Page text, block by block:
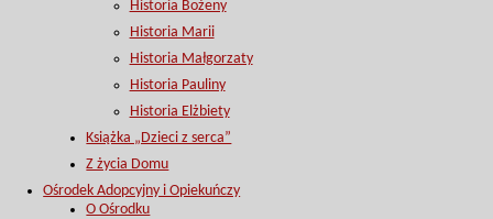
Historia Bożeny
Historia Marii
Historia Małgorzaty
Historia Pauliny
Historia Elżbiety
Książka „Dzieci z serca”
Z życia Domu
Ośrodek Adopcyjny i Opiekuńczy
O Ośrodku